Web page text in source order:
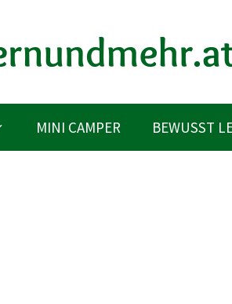
MINI CAMPER BEWUSST